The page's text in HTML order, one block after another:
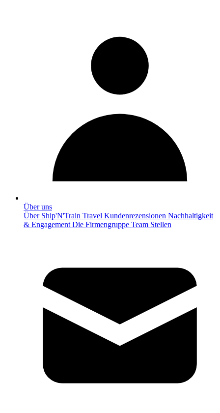
Über uns
Über Ship'N'Train Travel Kundenrezensionen Nachhaltigkeit
& Engagement Die Firmengruppe Team Stellen